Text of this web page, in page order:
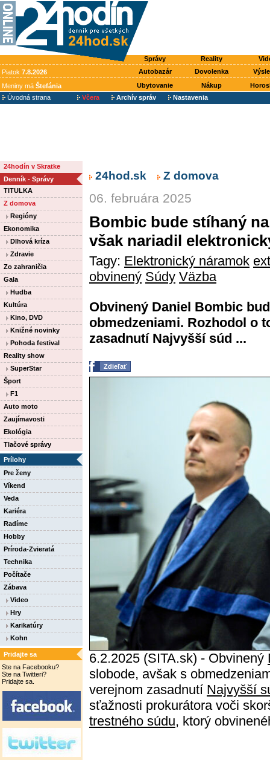
Správy Reality
Piatok 7.8.2026 Autobazár Dovolenka
Meniny má Štefánia Ubytovanie Nákup
Úvodná strana
Včera Archív správ Nastavenia
24hodín v Skratke
Denník - Správy
TITULKA
Z domova
Regióny
Ekonomika
Dlhová kríza
Zdravie
Zo zahraničia
Gala
Hudba
Kultúra
Kino, DVD
Knižné novinky
Pohoda festival
Reality show
SuperStar
Šport
F1
Auto moto
Zaujímavosti
Ekológia
Tlačové správy
Prílohy
Pre ženy
Víkend
Veda
Kariéra
Radíme
Hobby
Príroda-Zvieratá
Technika
Počítače
Zábava
Video
Hry
Karikatúry
Kohn
Pridajte sa
Ste na Facebooku?
Ste na Twitteri?
Pridajte sa.
24hod.sk Z domova
06. februára 2025
Bombic bude stíhaný
však nariadil
Tagy: Elektronický náramok
obvinený Súdy Väzba
Obvinený Daniel Bombic
obmedzeniami. Rozhodol o
zasadnutí Najvyšší súd ...
Zdieľať
6.2.2025 (SITA.sk) - Obvinený
slobode, avšak s
verejnom zasadnutí Najvyšší
sťažnosti prokurátora voči
trestného súdu, ktorý